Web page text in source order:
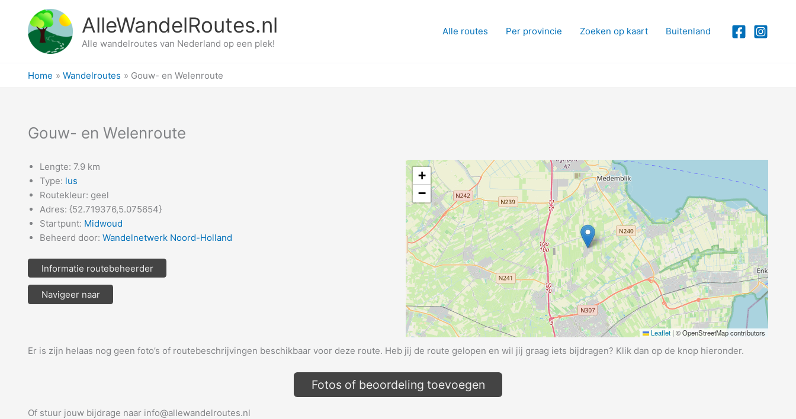
AlleWandelRoutes.nl
Alle wandelroutes van Nederland op een plek!
Alle routes Per provincie Zoeken op kaart Buitenland
Home Wandelroutes Gouw- en Welenroute
Gouw- en Welenroute
Lengte: 7.9 km
Type: lus
Routekleur: geel
Adres: {52.719376,5.075654}
Startpunt: Midwoud
Beheerd door: Wandelnetwerk Noord-Holland
Informatie routebeheerder
Navigeer naar
+
−
Leaflet | © OpenStreetMap contributors
Er is zijn helaas nog geen foto’s of routebeschrijvingen beschikbaar voor deze route. Heb jij de route gelopen en wil jij graag iets bijdragen? Klik dan op de knop hieronder.
Fotos of beoordeling toevoegen
Of stuur jouw bijdrage naar info@allewandelroutes.nl